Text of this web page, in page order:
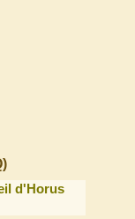
d'Horus